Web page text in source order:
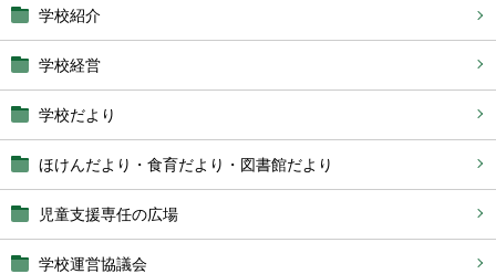
学校紹介
学校経営
学校だより
ほけんだより・食育だより・図書館だより
児童支援専任の広場
学校運営協議会